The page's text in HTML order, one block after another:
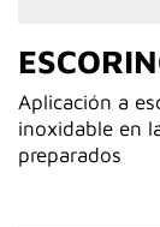
Aplicación a
inoxidable en
preparados